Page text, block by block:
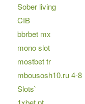
Sober living
CIB
bbrbet mx
mono slot
mostbet tr
mbousosh10.ru 4-8
Slots`